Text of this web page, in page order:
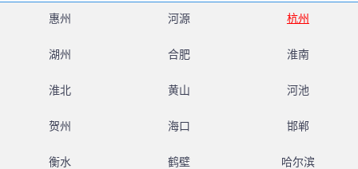
惠州 河源 杭州
湖州 合肥 淮南
淮北 黄山 河池
贺州 海口 邯郸
衡水 鹤壁 哈尔滨